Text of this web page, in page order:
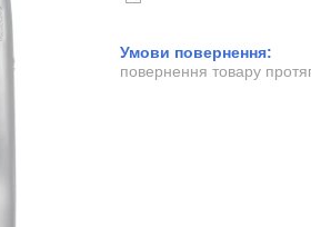
повернення товару